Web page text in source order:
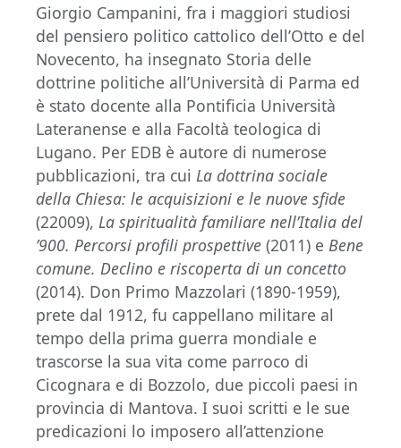
Giorgio Campanini, fra i maggiori studiosi
del pensiero politico cattolico dell’Otto e del
Novecento, ha insegnato Storia delle
dottrine politiche all’Università di Parma ed
è stato docente alla Pontificia Università
Lateranense e alla Facoltà teologica di
Lugano. Per EDB è autore di numerose
pubblicazioni, tra cui La dottrina sociale
della Chiesa: le acquisizioni e le nuove sfide
(22009), La spiritualità familiare nell’Italia del
’900. Percorsi profili prospettive (2011) e Bene
comune. Declino e riscoperta di un concetto
(2014). Don Primo Mazzolari (1890-1959),
prete dal 1912, fu cappellano militare al
tempo della prima guerra mondiale e
trascorse la sua vita come parroco di
Cicognara e di Bozzolo, due piccoli paesi in
provincia di Mantova. I suoi scritti e le sue
predicazioni lo imposero all’attenzione